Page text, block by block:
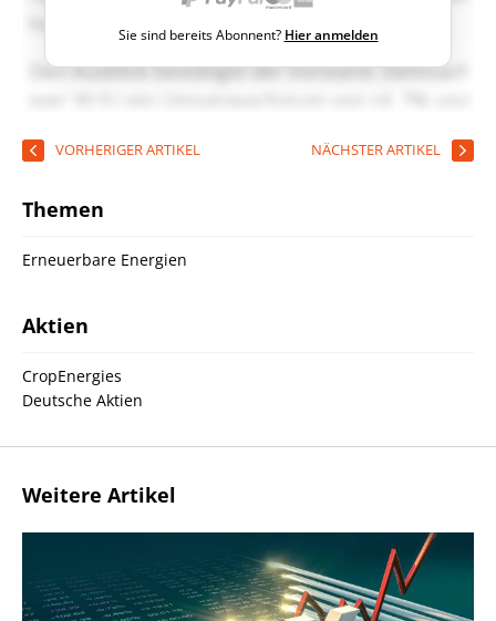
Sie sind bereits Abonnent? Hier anmelden
VORHERIGER ARTIKEL NÄCHSTER ARTIKEL
Themen
Erneuerbare Energien
Aktien
CropEnergies
Deutsche Aktien
Weitere Artikel